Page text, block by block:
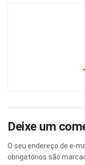
Deixe um
O seu endereço de e-
obrigatórios são